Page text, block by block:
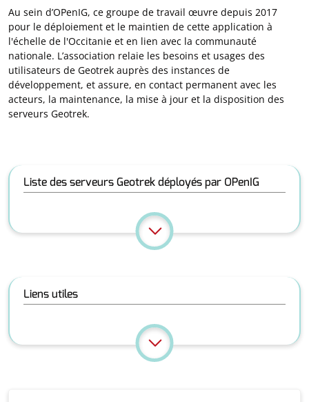
Au sein d’OPenIG, ce groupe de travail œuvre depuis 2017
pour le déploiement et le maintien de cette application à
l'échelle de l'Occitanie et en lien avec la communauté
nationale. L’association relaie les besoins et usages des
utilisateurs de Geotrek auprès des instances de
développement, et assure, en contact permanent avec les
acteurs, la maintenance, la mise à jour et la disposition des
serveurs Geotrek.
Liste des serveurs Geotrek déployés par OPenIG
Liens utiles